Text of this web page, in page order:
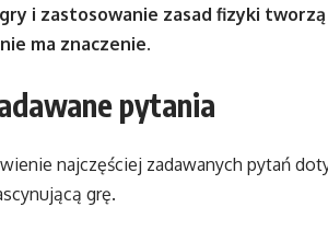
i zastosowanie zasad fizyki
ma znaczenie.
pytania
najczęściej zadawanych pytań
grę.